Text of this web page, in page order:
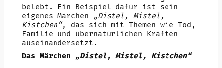
belebt. Ein Beispiel dafür ist sein
eigenes Märchen
„Distel, Mistel,
Kistchen“, das sich mit Themen wie Tod,
Familie und übernatürlichen Kräften
auseinandersetzt.
Das Märchen „Distel, Mistel, Kistchen“